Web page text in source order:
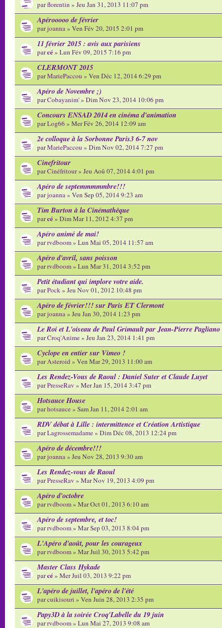
parflorentin » Jeu Jan 31, 2013 11:07 pm
Apérooooo de février
parjoanna» Ven Fév 20, 2015 2:01 pm
11 février 2015 : avis aux parisiens
parcé» Lun Fév 09, 2015 7:16 pm
CLERMONT 2015
parMariePaccou » Ven Déc 12, 2014 6:29 pm
Apéro de Novembre ;)
parCobayanim'» Dim Nov 23, 2014 10:06 pm
Concours ENSAD 2014 en cinéma d'animation
parLog66 » Mer Fév 26, 2014 12:09 am
2e colloque à la Sorbonne Paris3 6-7 nov
parMariePaccou » Dim Nov 02, 2014 7:27 pm
Cinefritour
parCinéfritour» Jeu Aoû 07, 2014 4:01 pm
Apéro de septemmmmmbre!!!
parjoanna» Ven Sep 05, 2014 9:23 am
Tim Burton à la Cinémathèque
parcé» Dim Mar 11, 2012 4:37 pm
Apéro animé de mai!
parrvdboom» Lun Mai 05, 2014 11:57 am
Apéro d'avril, sans poisson
parrvdboom» Lun Mar 31, 2014 3:52 pm
Petit étudiant qui implore votre aide.
parPock» Jeu Nov 01, 2012 10:48 pm
Apéro de février!!! sur Paris ET Clermont
parjoanna» Jeu Jan 30, 2014 1:23 pm
Le Roi et L'oiseau de Paul Grimault par Jean-Pierre Pagliano
parCroq'Anime» Jeu Jan 23, 2014 1:41 pm
Cyclope en entier sur Vimeo !
parAsteroid» Ven Mar 29, 2013 11:00 am
Les Rendez-Vous de Raoul : Daniel Suter et Claude Luyet
parPresseRav » Mer Jan 15, 2014 3:47 pm
Hotsauce House
parhotsauce» Sam Jan 11, 2014 2:01 am
RDV débat à Lille : intermittence et Création Artistique
parLagrossemadame» Dim Déc 08, 2013 12:24 pm
Apéro de décembre!!!
parjoanna» Jeu Nov 28, 2013 9:30 am
Les Rendez-vous de Raoul
parPresseRav » Mar Nov 19, 2013 4:09 pm
Apéro d'octobre
parrvdboom» Mar Oct 01, 2013 6:10 am
Apéro de septembre, et toc!
parrvdboom» Mar Sep 03, 2013 8:04 pm
L'Apéro d'août, pour les courageux
parrvdboom» Mar Juil 30, 2013 5:42 pm
Master Class Hykade
parcé» Mer Juil 03, 2013 9:22 pm
L'apéro de juillet, l'apéro de l'été
parcuikisouri » Ven Juin 28, 2013 2:35 pm
Papy3D à la soirée Croq'Labelle du 19 juin
parrvdboom» Lun Mai 27, 2013 9:08 am